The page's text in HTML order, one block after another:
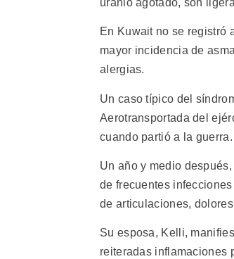
En Kuwait no se registró
mayor incidencia de
alergias.
Un caso típico del
Aerotransportada del
cuando partió a la guerra.
Un año y medio
de frecuentes
de articulaciones,
Su esposa, Kelli,
reiteradas inflamaciones